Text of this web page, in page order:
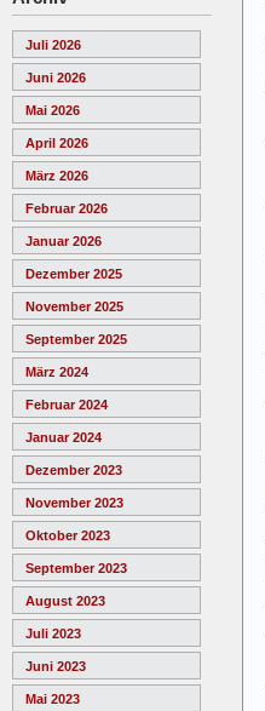
Juli 2026
Juni 2026
Mai 2026
April 2026
März 2026
Februar 2026
Januar 2026
Dezember 2025
November 2025
September 2025
März 2024
Februar 2024
Januar 2024
Dezember 2023
November 2023
Oktober 2023
September 2023
August 2023
Juli 2023
Juni 2023
Mai 2023